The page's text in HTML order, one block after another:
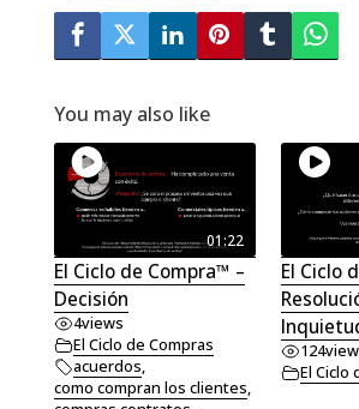
You may also like
01:22
El Ciclo de Compra™ –
Decisión
4views
El Ciclo de Compras
acuerdos,
como compran los clientes,
El Ciclo
124
El Ciclo